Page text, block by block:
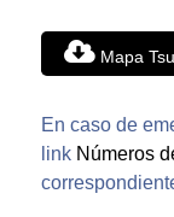
Mapa
En caso de
link Números